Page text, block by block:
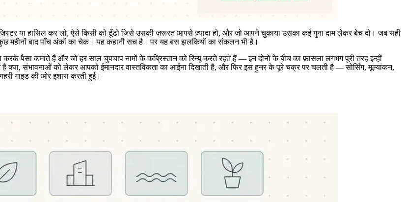
या हासिल कर लो, ऐसे किसी को ढूँढो जिसे उसकी ज़रूरत आपसे ज़्यादा हो, और जो आपने चुकाया उसका कई गुना दाम लेकर बेच दो। जब सही
महीनों बाद पाँच अंकों का चेक। यह कहानी सच है। पर यह बस झलकियों का संकलन भी है।
पैसा कमाते हैं और जो हर साल चुपचाप नामों के कब्रिस्तान को रिन्यू करते रहते हैं — इन दोनों के बीच का फ़ासला लगभग पूरी तरह इन्हीं
संभावनाओं को लेकर आपको ईमानदार वास्तविकता का आईना दिखाती है, और फिर इस हुनर के पूरे चक्र पर चलती है — सोर्सिंग, मूल्यांकन,
गाइड की ओर इशारा करती हुई।